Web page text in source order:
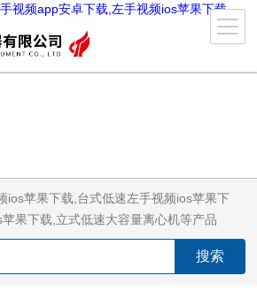
视频app安卓下载,左手视频ios苹果下载
ios苹果下载,台式低速左手视频ios苹果下
果下载,立式低速大容量离心机等产品